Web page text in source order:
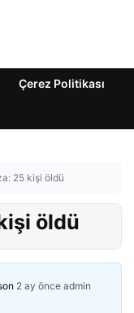
Çerez Politikası
25 kişi öldü
öldü
2 ay önce admin